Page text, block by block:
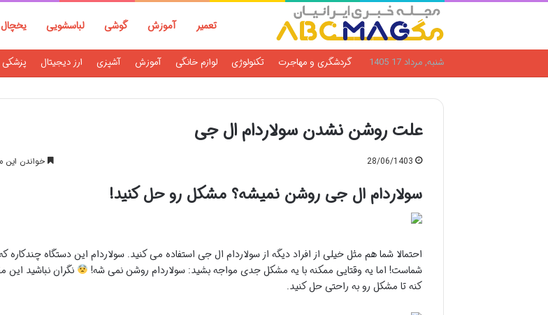
تعمیر آموزش گوشی لباسشویی یخچال
شنبه, مرداد 17 1405 گردشگری و مهاجرت تکنولوژی لوازم خانگی آموزش آشپزی ارز دیجیتال پزشکی
علت روشن نشدن سولاردام ال جی
28/06/1403 خواندن این مطلب 3 دقیقه
سولاردام ال جی روشن نمیشه؟ مشکل رو حل کنید!
احتمالا شما هم مثل خیلی از افراد دیگه از سولاردام ال جی استفاده می کنید. سولاردام این دستگاه
شماست! اما یه وقتایی ممکنه با یه مشکل جدی مواجه بشید: سولاردام روشن نمی شه!
نگران نباشید
کنه تا مشکل رو به راحتی حل کنید.